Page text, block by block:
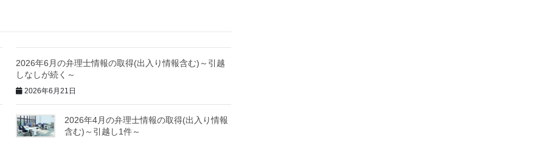
2026年6月の弁理士情報の取得(出入り情報含む)～引越
しなしが続く～
2026年6月21日
2026年4月の弁理士情報の取得(出入り情報
含む)～引越し1件～